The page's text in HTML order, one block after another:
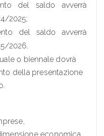
del saldo avverrà
2025;
del saldo avverrà
2026.
o biennale dovrà
della presentazione